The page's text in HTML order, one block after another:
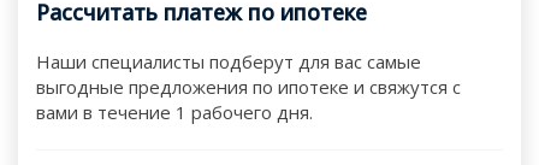
Рассчитать платеж по ипотеке
Наши специалисты подберут для вас самые
выгодные предложения по ипотеке и свяжутся с
вами в течение 1 рабочего дня.